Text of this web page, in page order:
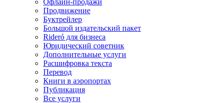
Офлайн-продажи
Продвижение
Буктрейлер
Большой издательский пакет
Rideró для бизнеса
Юридический советник
Дополнительные услуги
Расшифровка текста
Перевод
Книги в аэропортах
Публикация
Все услуги